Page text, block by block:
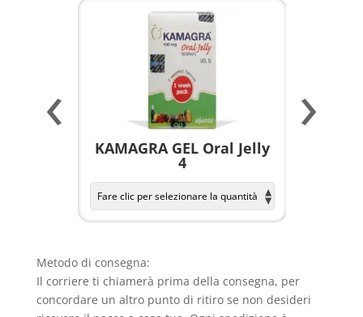
KAMAGRA GEL Oral Jelly
4
‹ ›
Metodo di consegna:
Il corriere ti chiamerà prima della consegna, per
concordare un altro punto di ritiro se non desideri